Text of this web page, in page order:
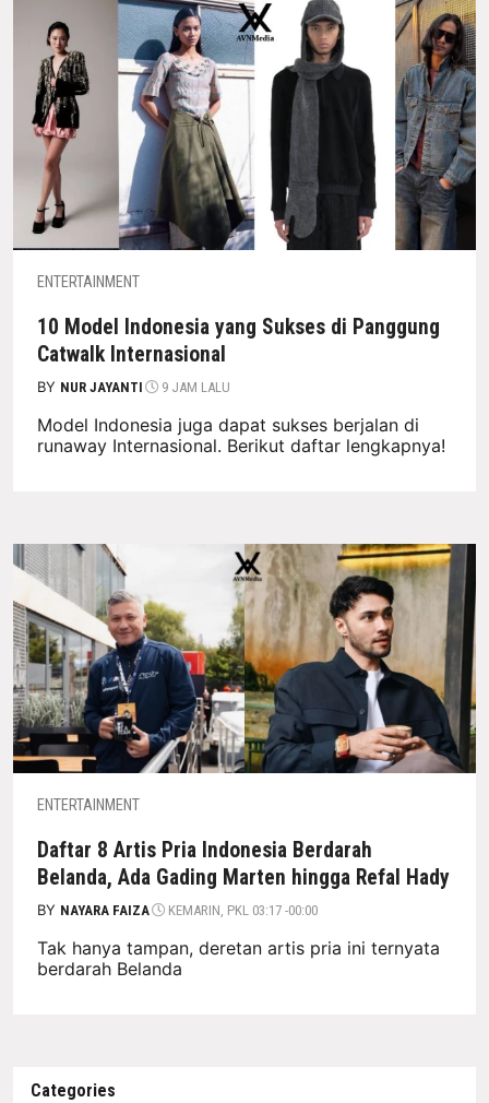
ENTERTAINMENT
10 Model Indonesia yang Sukses di Panggung
Catwalk Internasional
BY NUR JAYANTI 9 JAM LALU
Model Indonesia juga dapat sukses berjalan di
runaway Internasional. Berikut daftar lengkapnya!
ENTERTAINMENT
Daftar 8 Artis Pria Indonesia Berdarah
Belanda, Ada Gading Marten hingga Refal Hady
BY NAYARA FAIZA KEMARIN, PKL 03:17 -00:00
Tak hanya tampan, deretan artis pria ini ternyata
berdarah Belanda
Categories